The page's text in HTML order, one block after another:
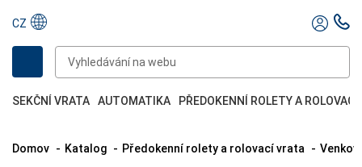
CZ
SEKČNÍ VRATA AUTOMATIKA PŘEDOKENNÍ ROLETY A ROLOVACÍ
Domov Katalog Předokenní rolety a rolovací vrata